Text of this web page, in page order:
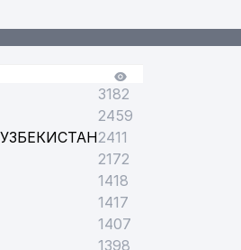
3182
2459
2411
2172
1418
1417
1407
1398